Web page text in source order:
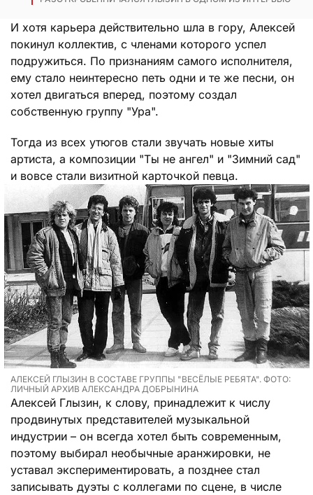
И хотя карьера действительно шла в гору, Алексей
покинул коллектив, с членами которого успел
подружиться. По признаниям самого исполнителя,
ему стало неинтересно петь одни и те же песни, он
хотел двигаться вперед, поэтому создал
собственную группу "Ура".
Тогда из всех утюгов стали звучать новые хиты
артиста, а композиции "Ты не ангел" и "Зимний сад"
и вовсе стали визитной карточкой певца.
АЛЕКСЕЙ ГЛЫЗИН В СОСТАВЕ ГРУППЫ "ВЕСЁЛЫЕ РЕБЯТА". ФОТО:
ЛИЧНЫЙ АРХИВ АЛЕКСАНДРА ДОБРЫНИНА
Алексей Глызин, к слову, принадлежит к числу
продвинутых представителей музыкальной
индустрии – он всегда хотел быть современным,
поэтому выбирал необычные аранжировки, не
уставал экспериментировать, а позднее стал
записывать дуэты с коллегами по сцене, в числе